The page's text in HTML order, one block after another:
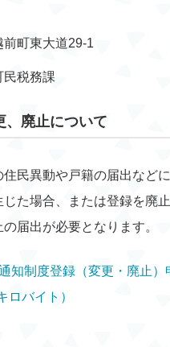
町東大道29-1
税務課
、廃止について
民異動や戸籍の届出など
た場合、または登録を廃
届出が必要となります。
知制度登録（変更・廃止）
ロバイト）